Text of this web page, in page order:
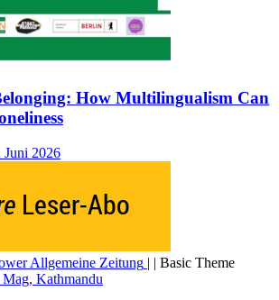
How Multilingualism Can
Juni 2026
Allgemeine Zeitung | | Basic Theme
Mag, Kathmandu